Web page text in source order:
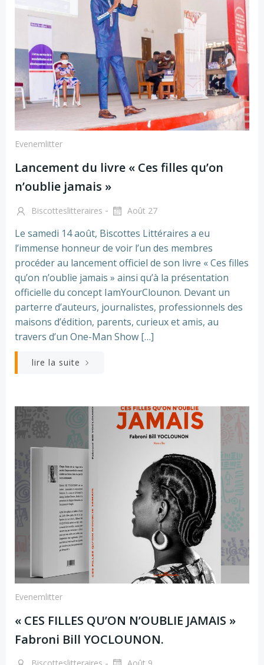
Evenemlitter
Lancement du livre « Ces filles qu’on
n’oublie jamais »
Biscotteslitteraires - Août 27
Le samedi 14 août, Biscottes Littéraires a eu
l’immense honneur de voir l’un des membres
procéder au lancement officiel de son livre « Ces filles
qu’on n’oublie jamais » ainsi qu’à la présentation
officielle du concept IamYourClounon. Devant un
parterre d’auteurs, journalistes, professionnels des
maisons d’édition, parents, curieux et amis, au
travers d’un One-Man Show […]
lire la suite
Evenemlitter
« CES FILLES QU’ON N’OUBLIE JAMAIS »
Fabroni Bill YOCLOUNON.